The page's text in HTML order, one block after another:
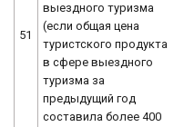
51
выездного туризма
(если общая цена
туристского продукта
в сфере выездного
туризма за
предыдущий год
составила более 400